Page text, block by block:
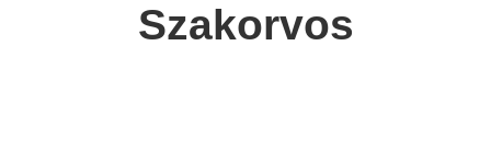
Szakorvos